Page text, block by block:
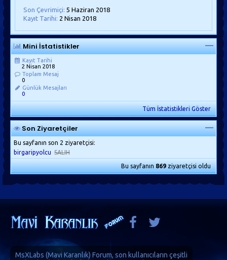
Son Çevrimiçi: 5 Haziran 2018
Kayıt Tarihi: 2 Nisan 2018
Mini İstatistikler
Kayıt Tarihi
2 Nisan 2018
Toplam Mesaj
0
Günlük Mesajları
0
Tüm İstatistikleri Göster
Son Ziyaretçiler
Bu sayfanın son 2 ziyaretçisi:
birgaripyolcu SALIH
Bu sayfanın869ziyaretçisi oldu
MsXLabs (Mavi Karanlık) Forum, son kullanıcıların çeşitli